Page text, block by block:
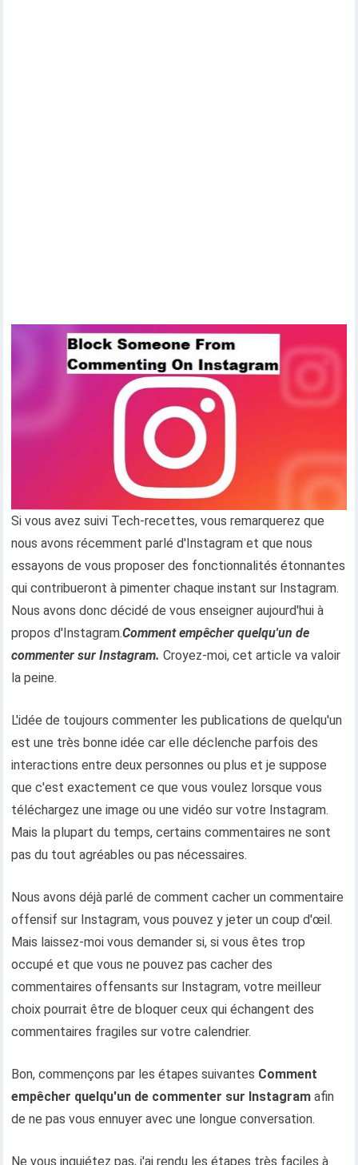
Si vous avez suivi Tech-recettes, vous remarquerez que
nous avons récemment parlé d'Instagram et que nous
essayons de vous proposer des fonctionnalités étonnantes
qui contribueront à pimenter chaque instant sur Instagram.
Nous avons donc décidé de vous enseigner aujourd'hui à
propos d'Instagram.Comment empêcher quelqu'un de
commenter sur Instagram.Croyez-moi, cet article va valoir
la peine.
L'idée de toujours commenter les publications de quelqu'un
est une très bonne idée car elle déclenche parfois des
interactions entre deux personnes ou plus et je suppose
que c'est exactement ce que vous voulez lorsque vous
téléchargez une image ou une vidéo sur votre Instagram.
Mais la plupart du temps, certains commentaires ne sont
pas du tout agréables ou pas nécessaires.
Nous avons déjà parlé de comment cacher un commentaire
offensif sur Instagram, vous pouvez y jeter un coup d'œil.
Mais laissez-moi vous demander si, si vous êtes trop
occupé et que vous ne pouvez pas cacher des
commentaires offensants sur Instagram, votre meilleur
choix pourrait être de bloquer ceux qui échangent des
commentaires fragiles sur votre calendrier.
Bon, commençons par les étapes suivantes Comment
empêcher quelqu'un de commenter sur Instagram afin
de ne pas vous ennuyer avec une longue conversation.
Ne vous inquiétez pas, j'ai rendu les étapes très faciles à